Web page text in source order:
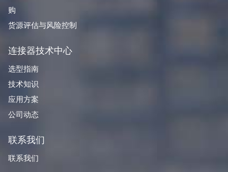
购
货源评估与风险控制
连接器技术中心
选型指南
技术知识
应用方案
公司动态
联系我们
联系我们